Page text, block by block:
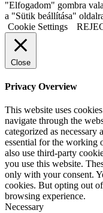
"Elfogadom" gombra
a "Sütik beállítása"
Cookie Settings
Close
Privacy Overview
This website uses
navigate through the
categorized as necessary
essential for the working
also use third-party
you use this website.
only with your consent.
cookies. But opting out
browsing experience.
Necessary